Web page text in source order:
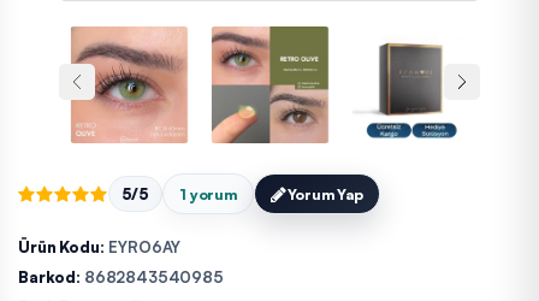
5/5 1 yorum Yorum Yap
Ürün Kodu: EYRO6AY
Barkod: 8682843540985